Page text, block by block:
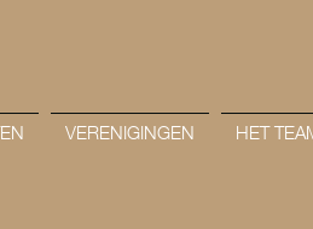
VERENIGINGEN HET